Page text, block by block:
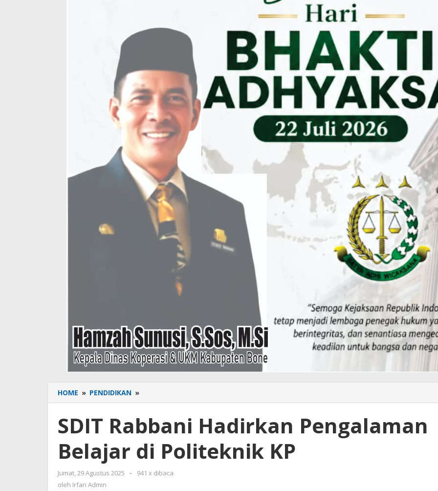
HOME » PENDIDIKAN »
Rabbani
Pengalaman
Belajar
di
Politeknik
SDIT Rabbani Hadirkan Pengalaman
Belajar di Politeknik KP
Jumat, 29 Agustus 2025
oleh
-
941 x dibaca
oleh Irfan Admin